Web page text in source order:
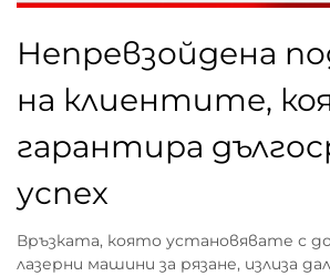
Непревзойдена
на клиентите,
гарантира
успех
Връзката, която установявате с
лазерни машини за рязане, излиза